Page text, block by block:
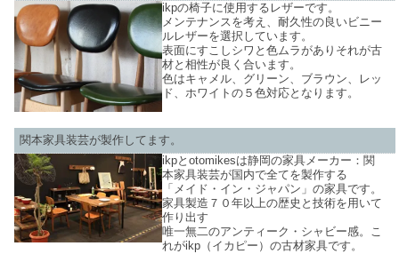
ikpの椅子に使用するレザーです。
メンテナンスを考え、耐久性の良いビニー
ルレザーを選択しています。
表面にすこしシワと色ムラがありそれが古
材と相性が良く合います。
色はキャメル、グリーン、ブラウン、レッ
ド、ホワイトの５色対応となります。
関本家具装芸が製作してます。
ikpとotomikesは静岡の家具メーカー：関
本家具装芸が国内で全てを製作する
「メイド・イン・ジャパン」の家具です。
家具製造７０年以上の歴史と技術を用いて
作り出す
唯一無二のアンティーク・シャビー感。こ
れがikp（イカピー）の古材家具です。